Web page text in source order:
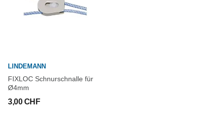
LINDEMANN
FIXLOC Schnurschnalle für
Ø4mm
3,00 CHF